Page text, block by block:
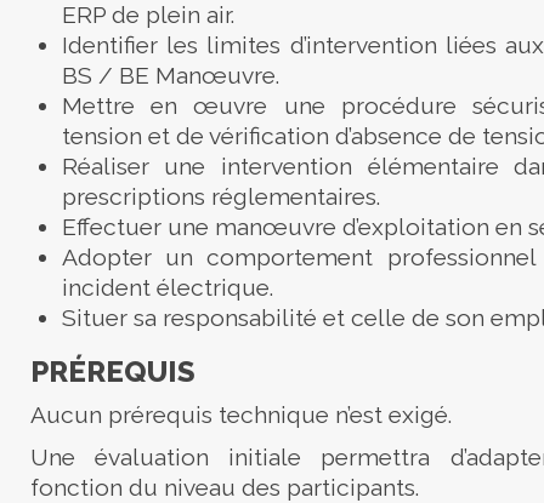
ERP de plein air.
Identifier les limites d’intervention liées
BS / BE Manœuvre.
Mettre en œuvre une procédure
tension et de vérification d’absence de
Réaliser une intervention élémentaire
prescriptions réglementaires.
Effectuer une manœuvre d’exploitation en
Adopter un comportement
incident électrique.
Situer sa responsabilité et celle de son
PRÉREQUIS
Aucun prérequis technique n’est exigé.
Une évaluation initiale permettra
fonction du niveau des participants.